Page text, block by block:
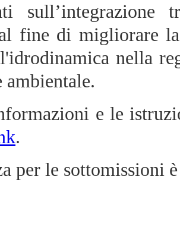
fine di migliorare la
nella
e le
.
per le sottomissioni